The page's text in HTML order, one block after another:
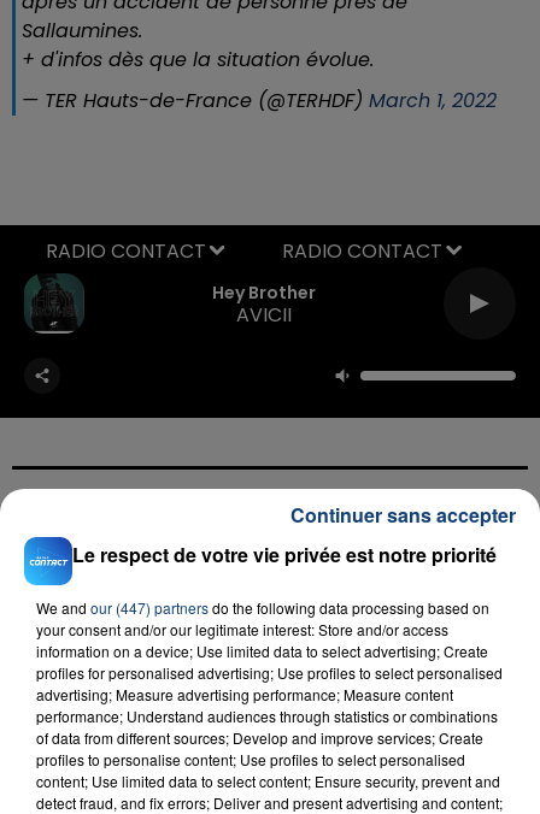
Sallaumines.
+ d'infos dès que la situation évolue.
— TER Hauts-de-France (@TERHDF) March 1, 2022
Hey Brother
AVICII
RADIO CONTACT
FIL D'ACTU
23 juillet 2026
INCENDIE MORTEL À LENS : UNE FEMME ET
Le respect de votre vie privée est notre priorité
We and our (447) partnersdo the following data processing based on
your consent and/or our legitimate interest: Store and/or access
information on a device; Use limited data to select advertising; Create
profiles for personalised advertising; Use profiles to select personalised
advertising; Measure advertising performance; Measure content
performance; Understand audiences through statistics or combinations
of data from different sources; Develop and improve services; Create
profiles to personalise content; Use profiles to select personalised
content; Use limited data to select content; Ensure security, prevent and
detect fraud, and fix errors; Deliver and present advertising and content;
Continuer sans accepter